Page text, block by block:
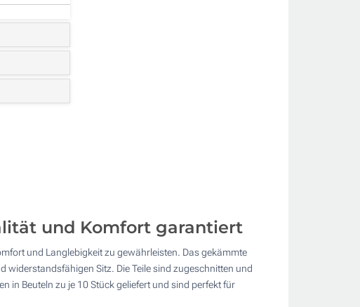
Logo:
und Komfort garantiert
und Langlebigkeit zu gewährleisten. Das gekämmte
Sitz. Die Teile sind zugeschnitten und
in Beuteln zu je 10 Stück geliefert und sind perfekt für